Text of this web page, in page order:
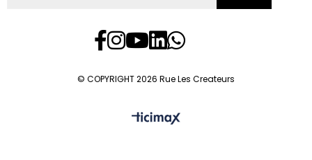
© COPYRIGHT 2026 Rue Les Createurs